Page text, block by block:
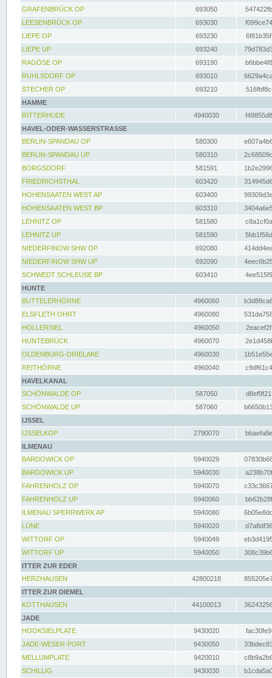
GRAFENBRÜCK OP
693050
LEESENBRÜCK OP
693030
LIEPE OP
693230
LIEPE UP
693240
RAGÖSE OP
693190
RUHLSDORF OP
693010
STECHER OP
693210
HAMME
RITTERHUDE
4940030
HAVEL-ODER-WASSERSTRASSE
BERLIN-SPANDAU OP
580300
BERLIN-SPANDAU UP
580310
BORGSDORF
581591
FRIEDRICHSTHAL
603420
HOHENSAATEN WEST AP
603400
HOHENSAATEN WEST BP
603310
LEHNITZ OP
581580
LEHNITZ UP
581590
NIEDERFINOW SHW OP
692080
NIEDERFINOW SHW UP
692090
SCHWEDT SCHLEUSE BP
603410
HUNTE
BUTTELERHÖRNE
4960060
ELSFLETH OHRT
4960080
HOLLERSIEL
4960050
HUNTEBRÜCK
4960070
OLDENBURG-DRIELAKE
4960030
REITHÖRNE
4960040
HAVELKANAL
SCHÖNWALDE OP
587050
SCHÖNWALDE UP
587060
IJSSEL
IJSSELKOP
2790070
ILMENAU
BARDOWICK OP
5940029
BARDOWICK UP
5940030
FAHRENHOLZ OP
5940070
FAHRENHOLZ UP
5940060
ILMENAU SPERRWERK AP
5940080
LÜNE
5940020
WITTORF OP
5940049
WITTORF UP
5940050
ITTER ZUR EDER
HERZHAUSEN
42800218
ITTER ZUR DIEMEL
KOTTHAUSEN
44100013
JADE
HOOKSIELPLATE
9430020
JADE-WESER-PORT
9430050
MELLUMPLATE
9420010
SCHILLIG
9430030